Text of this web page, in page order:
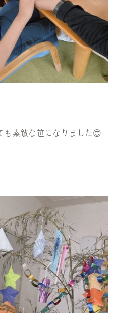
も素敵な笹になりました😍